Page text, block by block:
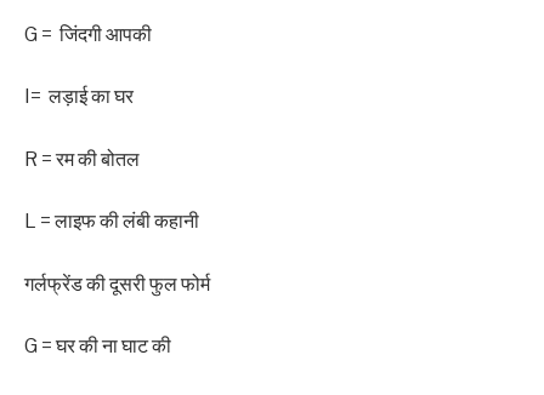
G = ‌‌ ‌‌‌जिंदगी आपकी
I= ‌‌ ‌‌‌लड़ाई का घर
R = ‌‌‌रम की बोतल
L = ‌‌‌लाइफ की लंबी कहानी
‌‌‌गर्लफ्रेंड की दूसरी फुल फोर्म
G = ‌‌‌घर की ना घाट की